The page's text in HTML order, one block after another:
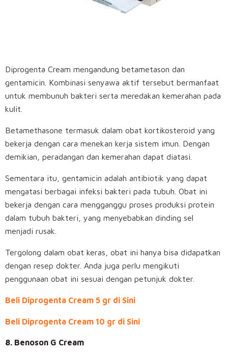
Diprogenta Cream mengandung betametason dan
gentamicin. Kombinasi senyawa aktif tersebut bermanfaat
untuk membunuh bakteri serta meredakan kemerahan pada
kulit.
Betamethasone termasuk dalam obat kortikosteroid yang
bekerja dengan cara menekan kerja sistem imun. Dengan
demikian, peradangan dan kemerahan dapat diatasi.
Sementara itu, gentamicin adalah antibiotik yang dapat
mengatasi berbagai infeksi bakteri pada tubuh. Obat ini
bekerja dengan cara mengganggu proses produksi protein
dalam tubuh bakteri, yang menyebabkan dinding sel
menjadi rusak.
Tergolong dalam obat keras, obat ini hanya bisa didapatkan
dengan resep dokter. Anda juga perlu mengikuti
penggunaan obat ini sesuai dengan petunjuk dokter.
Beli Diprogenta Cream 5 gr di Sini
Beli Diprogenta Cream 10 gr di Sini
8. Benoson G Cream